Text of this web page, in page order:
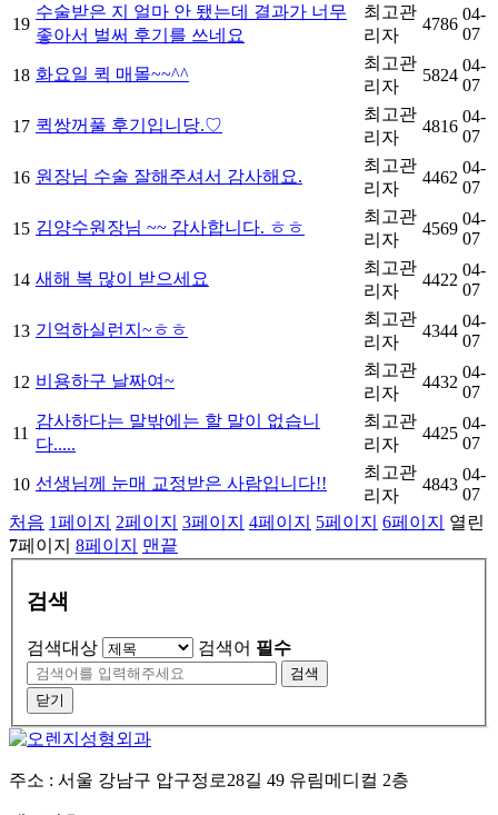
19
수술받은 지 얼마 안 됐는데 결과가 너무
좋아서 벌써 후기를 쓰네요
최고관
리자
4786
04-
07
18 화요일 퀵 매몰~~^^
최고관
리자
5824
04-
07
17 퀵쌍꺼풀 후기입니당.♡
최고관
리자
4816
04-
07
16 원장님 수술 잘해주셔서 감사해요.
최고관
리자
4462
04-
07
15 김양수원장님 ~~ 감사합니다. ㅎㅎ
최고관
리자
4569
04-
07
14 새해 복 많이 받으세요
최고관
리자
4422
04-
07
13 기억하실런지~ㅎㅎ
최고관
리자
4344
04-
07
12 비용하구 날짜여~
최고관
리자
4432
04-
07
11
감사하다는 말밖에는 할 말이 없습니
다.....
최고관
리자
4425
04-
07
10 선생님께 눈매 교정받은 사람입니다!!
최고관
리자
4843
04-
07
처음 1페이지 2페이지 3페이지 4페이지 5페이지 6페이지
열린
7페이지 8페이지 맨끝
검색
검색대상 검색어 필수
검색
닫기
주소 : 서울 강남구 압구정로28길 49 유림메디컬 2층